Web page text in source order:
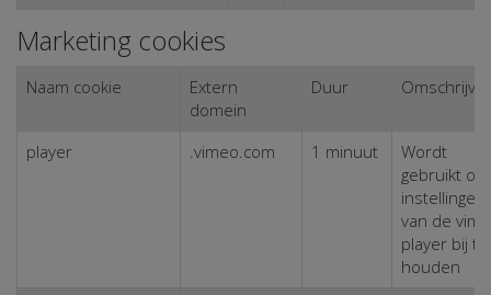
Marketing cookies
Naam cookie
Extern
domein
Duur
player .vimeo.com 1 minuut
Wordt
gebruikt om
instellingen
van de
player bij te
houden